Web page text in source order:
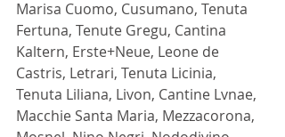
Marisa Cuomo, Cusumano, Tenuta
Fertuna, Tenute Gregu, Cantina
Kaltern, Erste+Neue, Leone de
Castris, Letrari, Tenuta Licinia,
Tenuta Liliana, Livon, Cantine Lvnae,
Macchie Santa Maria, Mezzacorona,